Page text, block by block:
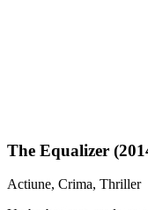
The Equalizer
Actiune, Crima, Thriller